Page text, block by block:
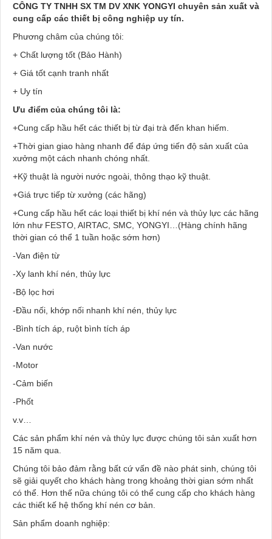
CÔNG TY TNHH SX TM DV XNK YONGYI chuyên sản xuất và
cung cấp các thiết bị công nghiệp uy tín.
Phương châm của chúng tôi:
+ Chất lượng tốt (Bảo Hành)
+ Giá tốt cạnh tranh nhất
+ Uy tín
Ưu điểm của chúng tôi là:
+Cung cấp hầu hết các thiết bị từ đại trà đến khan hiếm.
+Thời gian giao hàng nhanh để đáp ứng tiến độ sản xuất của
xưởng một cách nhanh chóng nhất.
+Kỹ thuật là người nước ngoài, thông thạo kỹ thuật.
+Giá trực tiếp từ xưởng (các hãng)
+Cung cấp hầu hết các loại thiết bị khí nén và thủy lực các hãng
lớn như FESTO, AIRTAC, SMC, YONGYI…(Hàng chính hãng
thời gian có thể 1 tuần hoặc sớm hơn)
-Van điện từ
-Xy lanh khí nén, thủy lực
-Bộ lọc hơi
-Đầu nối, khớp nối nhanh khí nén, thủy lực
-Bình tích áp, ruột bình tích áp
-Van nước
-Motor
-Cảm biến
-Phốt
v.v…
Các sản phẩm khí nén và thủy lực được chúng tôi sản xuất hơn
15 năm qua.
Chúng tôi bảo đảm rằng bất cứ vấn đề nào phát sinh, chúng tôi
sẽ giải quyết cho khách hàng trong khoảng thời gian sớm nhất
có thể. Hơn thế nữa chúng tôi có thể cung cấp cho khách hàng
các thiết kế hệ thống khí nén cơ bản.
Sản phẩm doanh nghiệp: